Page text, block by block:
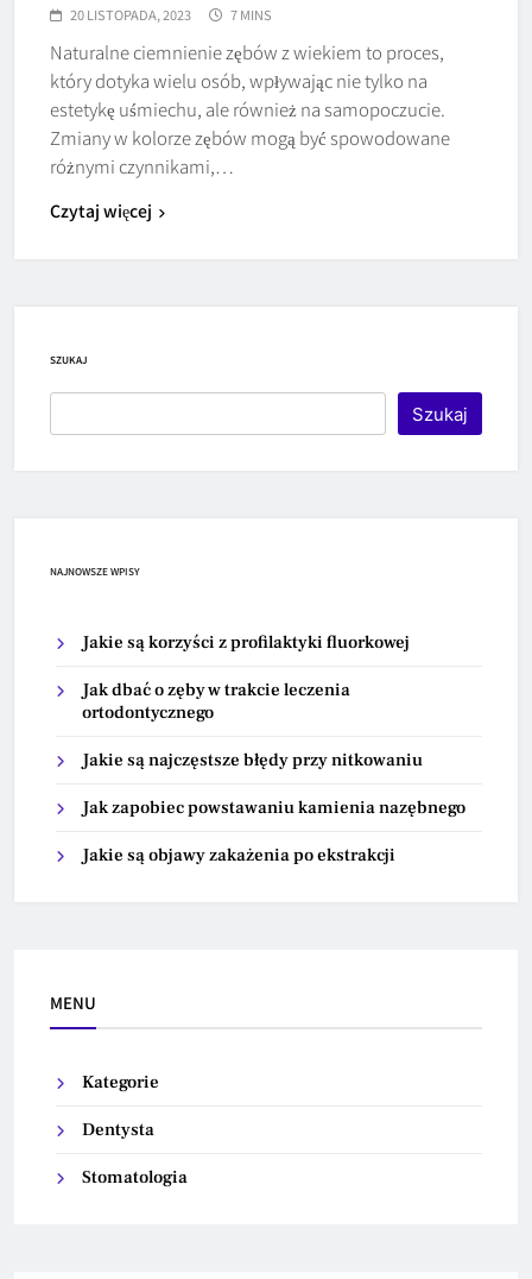
20 LISTOPADA, 2023 7 MINS
Naturalne ciemnienie zębów z wiekiem to proces,
który dotyka wielu osób, wpływając nie tylko na
estetykę uśmiechu, ale również na samopoczucie.
Zmiany w kolorze zębów mogą być spowodowane
różnymi czynnikami,…
Czytaj więcej
SZUKAJ
Szukaj
NAJNOWSZE WPISY
Jakie są korzyści z profilaktyki fluorkowej
Jak dbać o zęby w trakcie leczenia
ortodontycznego
Jakie są najczęstsze błędy przy nitkowaniu
Jak zapobiec powstawaniu kamienia nazębnego
Jakie są objawy zakażenia po ekstrakcji
MENU
Kategorie
Dentysta
Stomatologia